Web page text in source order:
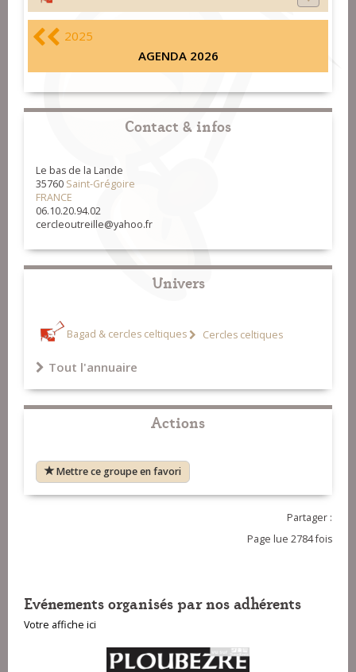
2025
AGENDA 2026
Contact & infos
Le bas de la Lande
35760 Saint-Grégoire
FRANCE
06.10.20.94.02
cercleoutreille@yahoo.fr
Univers
Bagad & cercles celtiques Cercles celtiques
Tout l'annuaire
Actions
Mettre ce groupe en favori
Partager :
Page lue 2784 fois
Evénements organisés par nos adhérents
Votre affiche ici